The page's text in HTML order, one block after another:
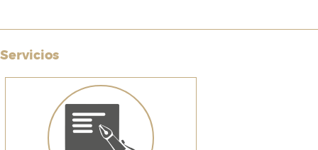
Servicios